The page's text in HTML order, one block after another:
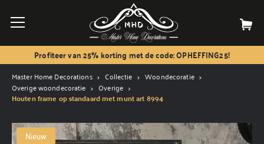
Profiteer van 25% korting met de code: OPHEFFING25!
Master Home Decorations Collectie
Woondecoratie
Overige woondecoratie
Overige
Houten frame op standaard met munt art 8994
Nieuw